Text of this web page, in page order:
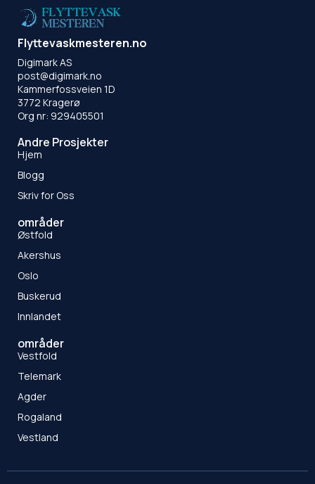
Flyttevaskmesteren.no
Digimark AS
post@digimark.no
Kammerfossveien 1D
3772 Kragerø
Org nr: 929405501
Andre Prosjekter
Hjem
Blogg
Skriv for Oss
områder
Østfold
Akershus
Oslo
Buskerud
Innlandet
områder
Vestfold
Telemark
Agder
Rogaland
Vestland